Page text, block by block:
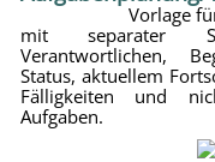
Vorlage
mit separater
Verantwortlichen,
Status, aktuellem
Fälligkeiten und
Aufgaben.